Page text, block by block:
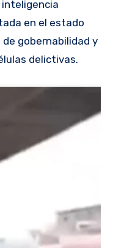
inteligencia
en el estado
gobernabilidad y
delictivas.